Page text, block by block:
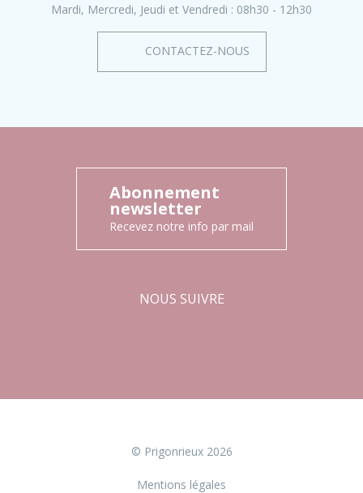
Mardi, Mercredi, Jeudi et Vendredi : 08h30 - 12h30
CONTACTEZ-NOUS
Abonnement
newsletter
Recevez notre info par mail
NOUS SUIVRE
© Prigonrieux 2026
Mentions légales